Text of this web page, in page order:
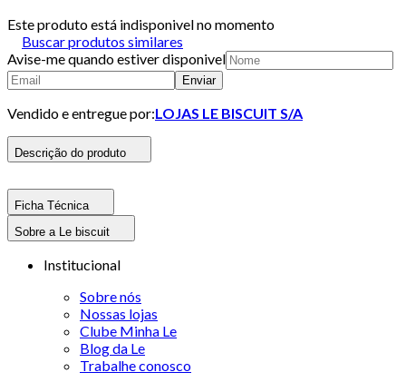
Este produto está indisponivel no momento
Buscar produtos similares
Avise-me quando estiver disponivel
Enviar
Vendido e entregue por:LOJAS LE BISCUIT S/A
Descrição do produto
Ficha Técnica
Sobre a Le biscuit
Institucional
Sobre nós
Nossas lojas
Clube Minha Le
Blog da Le
Trabalhe conosco